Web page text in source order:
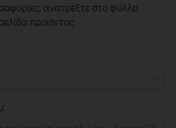
ανατρέξτε στο φύλλο
προϊόντος.